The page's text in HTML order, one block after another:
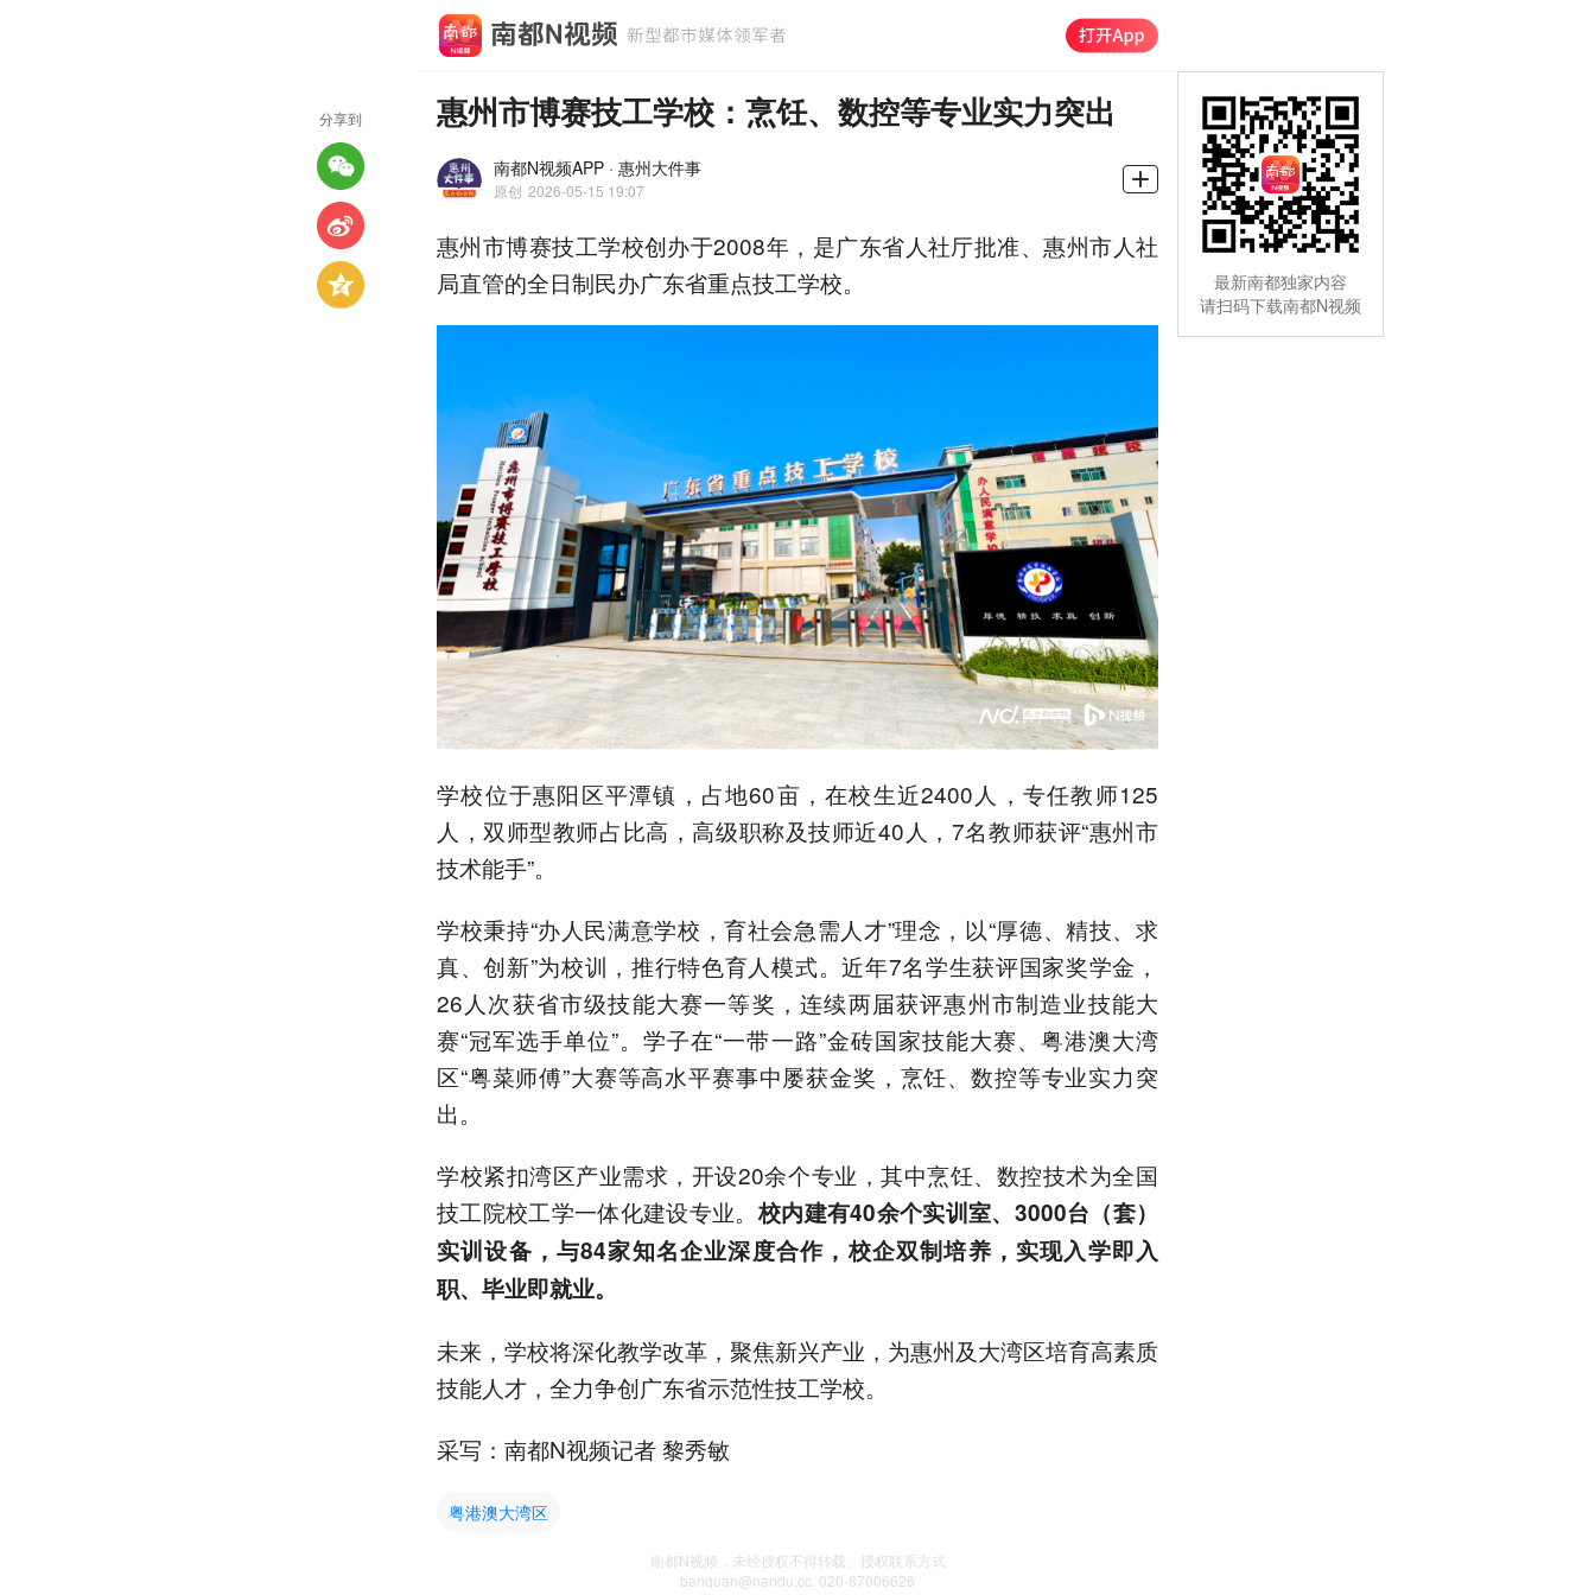
惠州市博赛技工学校：烹饪、数控等专业实力突出
南都N视频APP · 惠州大件事
原创 2026-05-15 19:07
惠州市博赛技工学校创办于2008年，是广东省人社厅批准、惠州市人社
局直管的全日制民办广东省重点技工学校。
学校位于惠阳区平潭镇，占地60亩，在校生近2400人，专任教师125
人，双师型教师占比高，高级职称及技师近40人，7名教师获评“惠州市
技术能手”。
学校秉持“办人民满意学校，育社会急需人才”理念，以“厚德、精技、求
真、创新”为校训，推行特色育人模式。近年7名学生获评国家奖学金，
26人次获省市级技能大赛一等奖，连续两届获评惠州市制造业技能大
赛“冠军选手单位”。学子在“一带一路”金砖国家技能大赛、粤港澳大湾
区“粤菜师傅”大赛等高水平赛事中屡获金奖，烹饪、数控等专业实力突
出。
学校紧扣湾区产业需求，开设20余个专业，其中烹饪、数控技术为全国
技工院校工学一体化建设专业。校内建有40余个实训室、3000台（套）
实训设备，与84家知名企业深度合作，校企双制培养，实现入学即入
职、毕业即就业。
未来，学校将深化教学改革，聚焦新兴产业，为惠州及大湾区培育高素质
技能人才，全力争创广东省示范性技工学校。
采写：南都N视频记者 黎秀敏
粤港澳大湾区
南都N视频，未经授权不得转载、授权联系方式
banquan@nandu.cc. 020-87006626
分享到
最新南都独家内容
请扫码下载南都N视频